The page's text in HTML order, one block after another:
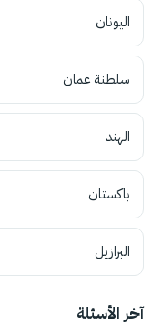
اليونان
سلطنة عمان
الهند
باكستان
البرازيل
آخر الأسئلة